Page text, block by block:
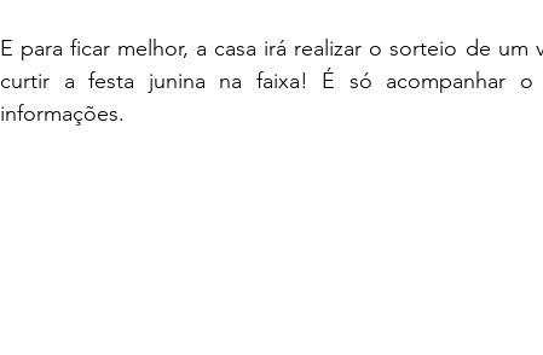
E para ficar melhor, a casa irá realizar o sorteio de um
curtir a festa junina na faixa! É só acompanhar o
informações.